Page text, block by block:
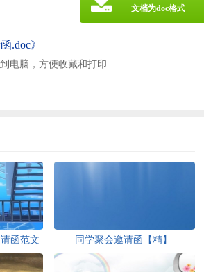
.doc》
电脑，方便收藏和打印
文档为doc格式
函范文
同学聚会邀请函【精】